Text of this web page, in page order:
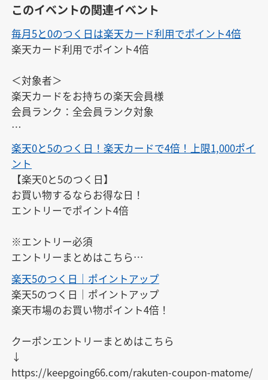
このイベントの関連イベント
毎月5と0のつく日は楽天カード利用でポイント4倍
楽天カード利用でポイント4倍
＜対象者＞
楽天カードをお持ちの楽天会員様
会員ランク：全会員ランク対象
※エントリーは、開催日ごとに毎回必要です。また、
開催日以外にはエントリーできません。
※対象期間中にエントリーすれば、エントリー前のお
買い物もポイントアップの対象となります。
楽天0と5のつく日！楽天カードで4倍！上限1,000ポイ
ント
【楽天0と5のつく日】
お買い物するならお得な日！
エントリーでポイント4倍
※エントリー必須
エントリーまとめはこちら
↓
https://keepgoing66.com/rakuten-entry-matome/
楽天5のつく日｜ポイントアップ
楽天5のつく日｜ポイントアップ
楽天市場のお買い物ポイント4倍！
クーポンエントリーまとめはこちら
↓
https://keepgoing66.com/rakuten-coupon-matome/